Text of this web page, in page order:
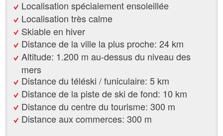
Localisation spécialement ensoleillée
Localisation très calme
Skiable en hiver
Distance de la ville la plus proche: 24 km
Altitude: 1.200 m au-dessus du niveau des
mers
Distance du téléski / funiculaire: 5 km
Distance de la piste de ski de fond: 10 km
Distance du centre du tourisme: 300 m
Distance aux commerces: 300 m